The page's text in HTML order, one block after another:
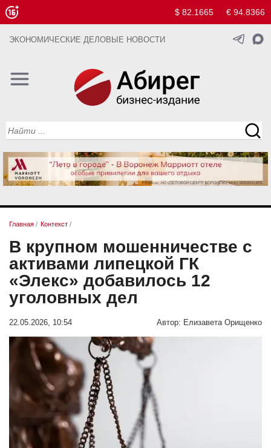
$ 82.1665 € 94.8366
ЭКОНОМИЧЕСКИЕ ДЕЛОВЫЕ НОВОСТИ
Главная / Контекст /
В крупном мошенничестве с
активами липецкой ГК
«Элекс» добавилось 12
уголовных дел
22.05.2026, 10:54 Автор: Елизавета Орищенко